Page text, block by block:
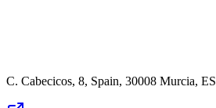
C. Cabecicos, 8, Spain, 30008 Murcia, ES